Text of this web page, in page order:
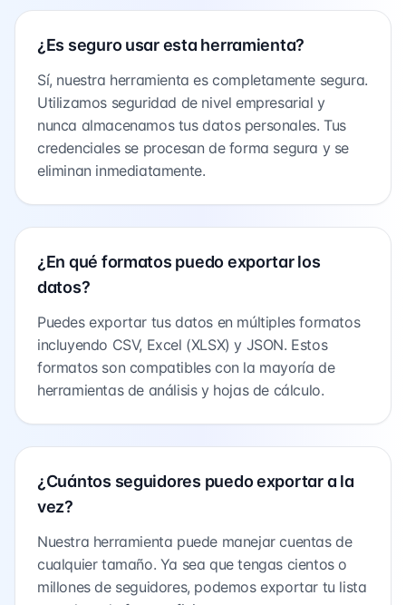
¿Es seguro usar esta herramienta?
Sí, nuestra herramienta es completamente segura.
Utilizamos seguridad de nivel empresarial y
nunca almacenamos tus datos personales. Tus
credenciales se procesan de forma segura y se
eliminan inmediatamente.
¿En qué formatos puedo exportar los
datos?
Puedes exportar tus datos en múltiples formatos
incluyendo CSV, Excel (XLSX) y JSON. Estos
formatos son compatibles con la mayoría de
herramientas de análisis y hojas de cálculo.
¿Cuántos seguidores puedo exportar a la
vez?
Nuestra herramienta puede manejar cuentas de
cualquier tamaño. Ya sea que tengas cientos o
millones de seguidores, podemos exportar tu lista